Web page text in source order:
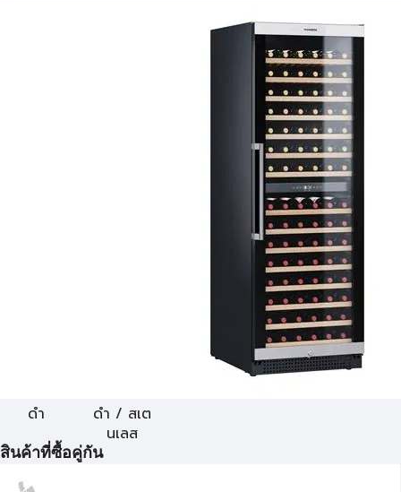
ดำ
ดำ / สเต
นเลส
สินค้าที่ซื้อคู่กัน